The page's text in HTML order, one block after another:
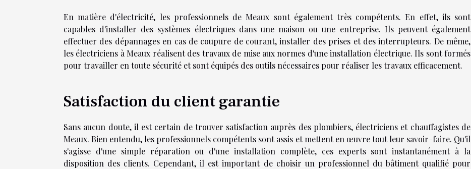
En matière d'électricité, les professionnels de Meaux sont également très compétents. En effet, ils sont
capables d'installer des systèmes électriques dans une maison ou une entreprise. Ils peuvent également
effectuer des dépannages en cas de coupure de courant, installer des prises et des interrupteurs. De même,
les électriciens à Meaux réalisent des travaux de mise aux normes d'une installation électrique. Ils sont formés
pour travailler en toute sécurité et sont équipés des outils nécessaires pour réaliser les travaux efficacement.
Satisfaction du client garantie
Sans aucun doute, il est certain de trouver satisfaction auprès des plombiers, électriciens et chauffagistes de
Meaux. Bien entendu, les professionnels compétents sont assis et mettent en œuvre tout leur savoir-faire. Qu'il
s'agisse d'une simple réparation ou d'une installation complète, ces experts sont instantanément à la
disposition des clients. Cependant, il est important de choisir un professionnel du bâtiment qualifié pour